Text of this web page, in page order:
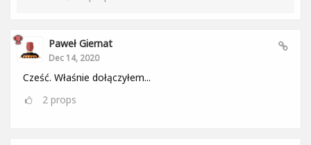
Paweł Giernat
Dec 14, 2020
Cześć. Właśnie dołączyłem...
2 props